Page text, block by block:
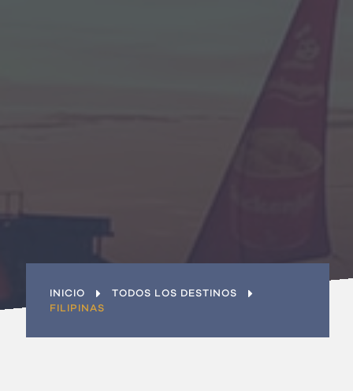
INICIO
TODOS LOS DESTINOS
FILIPINAS
Últimas ofertas
¿Eres una empresa?
Únete al equipo
Contacto